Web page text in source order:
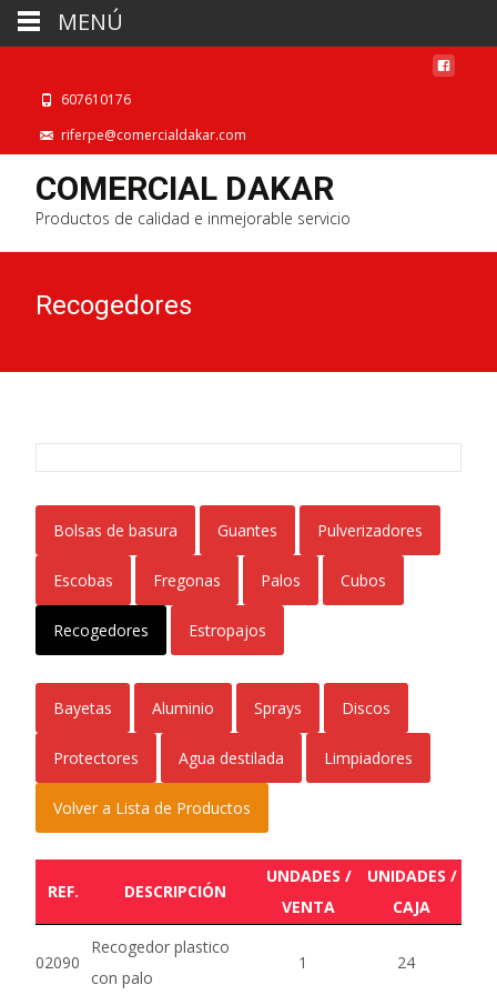
607610176
riferpe@comercialdakar.com
COMERCIAL DAKAR
Productos de calidad e inmejorable servicio
Recogedores
Bolsas de basura Guantes Pulverizadores
Escobas Fregonas Palos Cubos
Recogedores Estropajos
Bayetas Aluminio Sprays Discos
Protectores Agua destilada Limpiadores
Volver a Lista de Productos
REF. DESCRIPCIÓN
UNDADES /
VENTA
UNIDADES /
CAJA
02090
Recogedor plastico
con palo
1 24
MENÚ